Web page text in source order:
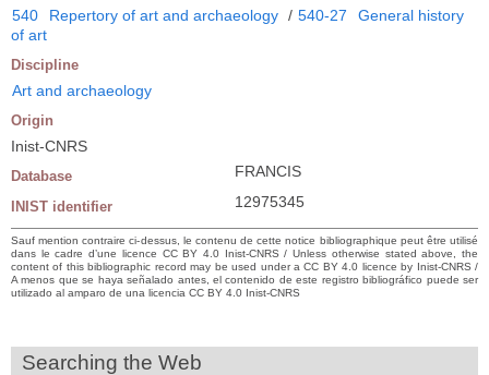
540 Repertory of art and archaeology / 540-27
General history
of art
Discipline
Art and archaeology
Origin
Inist-CNRS
Database FRANCIS
INIST identifier 12975345
Sauf mention contraire ci-dessus, le contenu de cette notice bibliographique peut être utilisé
dans le cadre d’une licence CC BY 4.0 Inist-CNRS / Unless otherwise stated above, the
content of this bibliographic record may be used under a CC BY 4.0 licence by Inist-CNRS /
A menos que se haya señalado antes, el contenido de este registro bibliográfico puede ser
utilizado al amparo de una licencia CC BY 4.0 Inist-CNRS
Searching the Web